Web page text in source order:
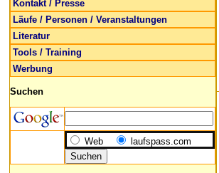
Kontakt / Presse
Läufe / Personen / Veranstaltungen
Literatur
Tools / Training
Werbung
Suchen
Web laufspass.com